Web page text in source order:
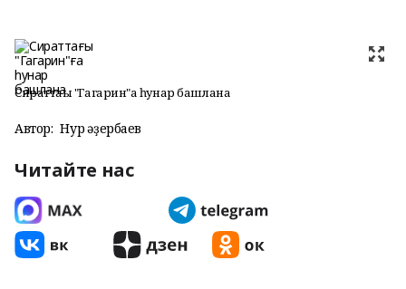
Сираттағы "Гагарин"ға һунар башлана
Автор: Нур Ҡәҙербаев
Читайте нас